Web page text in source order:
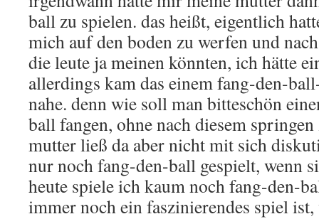
ball zu spielen. das heißt, eigentlich
mich auf den boden zu werfen und
die leute ja meinen könnten, ich hätte
allerdings kam das einem fang-den-
nahe. denn wie soll man bitteschön
ball fangen, ohne nach diesem
mutter ließ da aber nicht mit sich
nur noch fang-den-ball gespielt, wenn
heute spiele ich kaum noch fang-den-
immer noch ein faszinierendes spiel